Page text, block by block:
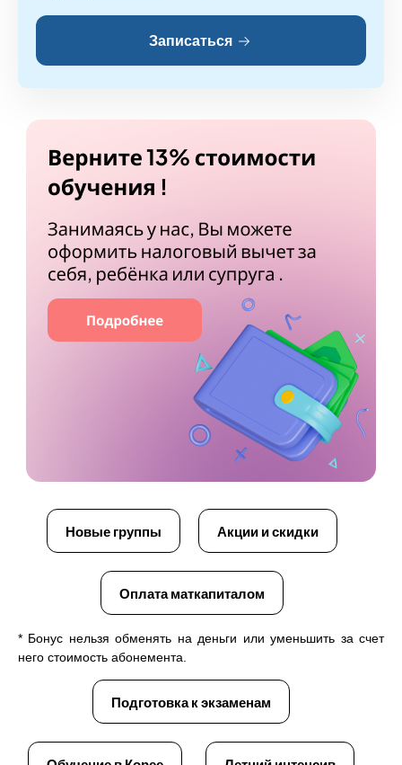
Записаться
Новые группы Акции и скидки
Оплата маткапиталом
* Бонус нельзя обменять на деньги или уменьшить за счет
него стоимость абонемента.
Подготовка к экзаменам